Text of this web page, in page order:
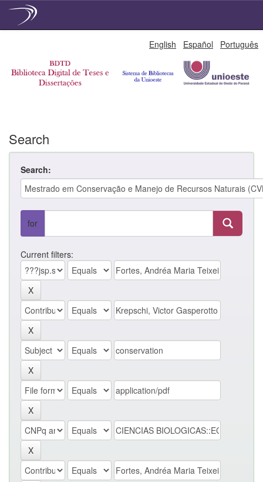
English Español Português
Search
Search:
for
Current filters: